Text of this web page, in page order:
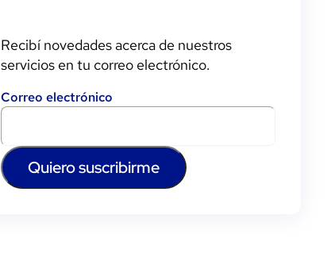
Recibí novedades acerca de nuestros
servicios en tu correo electrónico.
Correo electrónico
Quiero suscribirme